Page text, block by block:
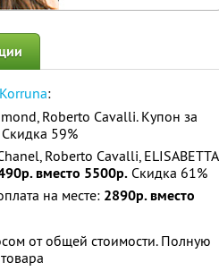
Korruna:
Roberto Cavalli. Купон за
Скидка 59%
Roberto Cavalli, ELISABETTA
вместо 5500р. Скидка 61%
на месте: 2890р. вместо
от общей стоимости. Полную